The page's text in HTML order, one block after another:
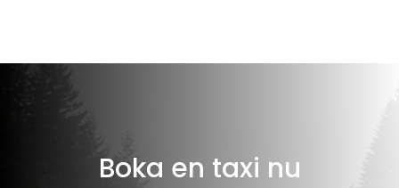
Boka en taxi nu